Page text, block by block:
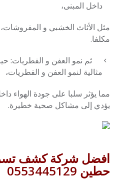
داخل المبنى،
مثل الأثاث الخشبي و المفروشات،
مكلفا.
ثم نمو العفن و الفطريات:
مثالية لنمو العفن و الفطريات،
مما يؤثر سلبا على جودة الهواء
يؤدي إلى مشاكل صحية خطيرة.
افضل شركة كشف
حطين 0553445129